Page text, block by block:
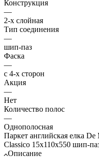
Конструкция
—
2-х слойная
Тип соединения
—
шип-паз
Фаска
—
с 4-х сторон
Акция
—
Нет
Количество полос
—
Однополосная
Паркет английская елка
Classico 15х110х550 шип-
Описание